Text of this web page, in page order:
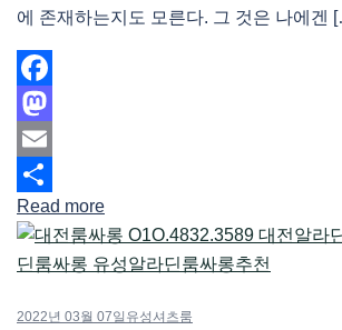
에 존재하는지도 모른다. 그 것은 나에겐
Facebook
Mastodon
Email
Share
Read more
2022년 03월 07일 유성셔츠룸